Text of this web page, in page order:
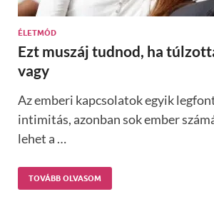
ÉLETMÓD
Ezt muszáj tudnod, ha
vagy
Az emberi kapcsolatok egyik
intimitás, azonban sok ember
lehet a …
TOVÁBB OLVASOM